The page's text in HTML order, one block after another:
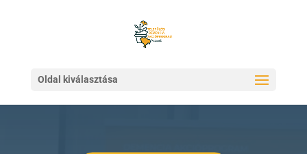
Oldal kiválasztása